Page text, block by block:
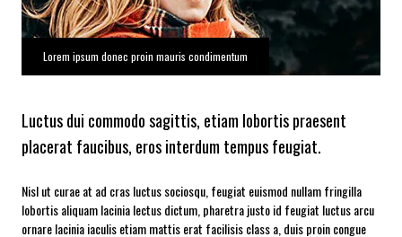
Lorem ipsum donec proin mauris condimentum
Luctus dui commodo sagittis, etiam lobortis praesent
placerat faucibus, eros interdum tempus feugiat.
Nisl ut curae at ad cras luctus sociosqu, feugiat euismod nullam fringilla
lobortis aliquam lacinia lectus dictum, pharetra justo id feugiat luctus arcu
ornare lacinia iaculis etiam mattis erat facilisis class a, duis proin congue